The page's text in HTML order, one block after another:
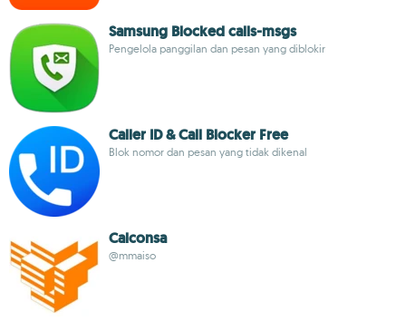
Samsung Blocked calls-msgs
Pengelola panggilan dan pesan yang diblokir
Caller ID & Call Blocker Free
Blok nomor dan pesan yang tidak dikenal
Calconsa
@mmaiso